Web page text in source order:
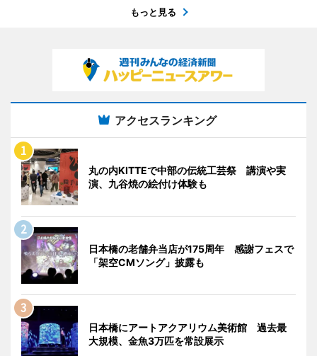
もっと見る
アクセスランキング
丸の内KITTEで中部の伝統工芸祭 講演や実
演、九谷焼の絵付け体験も
日本橋の老舗弁当店が175周年 感謝フェスで
「架空CMソング」披露も
日本橋にアートアクアリウム美術館 過去最
大規模、金魚3万匹を常設展示